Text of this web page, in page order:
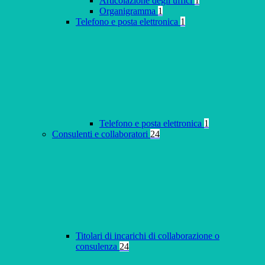
Organigramma 1
Telefono e posta elettronica 1
Telefono e posta elettronica 1
Consulenti e collaboratori 24
Titolari di incarichi di collaborazione o
consulenza 24